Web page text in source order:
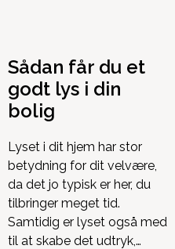
Sådan får du et
godt lys i din
bolig
Lyset i dit hjem har stor
betydning for dit velvære,
da det jo typisk er her, du
tilbringer meget tid.
Samtidig er lyset også med
til at skabe det udtryk,…